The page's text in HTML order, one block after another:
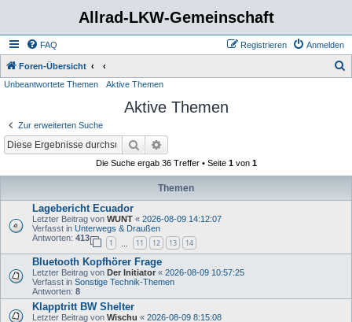
Allrad-LKW-Gemeinschaft
FAQ Anmelden
Registrieren
Foren-Übersicht
Unbeantwortete Themen Aktive Themen
Aktive Themen
Zur erweiterten Suche
Suche
Die Suche ergab 36 Treffer • Seite 1von 1
Themen
Lagebericht Ecuador
Letzter Beitrag von WUNT « 2026-08-09 14:12:07
Verfasst in Unterwegs & Draußen
Antworten: 413
1 11 12 13 14
Bluetooth Kopfhörer Frage
Letzter Beitrag von Der Initiator « 2026-08-09 10:57:25
Verfasst in Sonstige Technik-Themen
Antworten: 8
Klapptritt BW Shelter
Letzter Beitrag von Wischu « 2026-08-09 8:15:08